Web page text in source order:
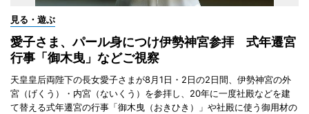
見る・遊ぶ
愛子さま、パール身につけ伊勢神宮参拝 式年遷宮
行事「御木曳」などご視察
天皇皇后両陛下の長女愛子さまが8月1日・2日の2日間、伊勢神宮の外
宮（げくう）・内宮（ないくう）を参拝し、20年に一度社殿などを建
て替える式年遷宮の行事「御木曳（おきひき）」や社殿に使う御用材の